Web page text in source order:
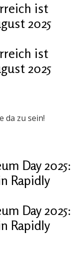
ist
2025
ist
2025
da zu sein!
Day 2025:
Rapidly
Day 2025:
Rapidly